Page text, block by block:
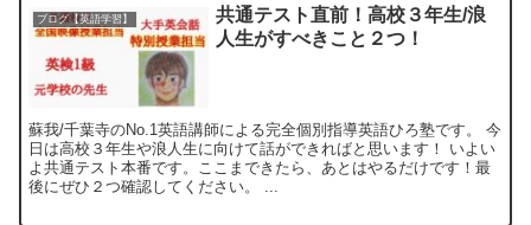
ブログ【英語学習】
共通テスト直前！高校３年生/浪
人生がすべきこと２つ！
蘇我/千葉寺のNo.1英語講師による完全個別指導英語ひろ塾です。 今
日は高校３年生や浪人生に向けて話ができればと思います！ いよい
よ共通テスト本番です。ここまできたら、あとはやるだけです！最
後にぜひ２つ確認してください。 ...